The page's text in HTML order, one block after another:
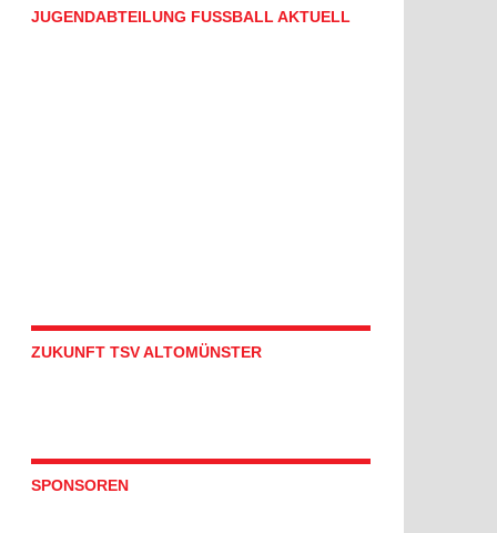
JUGENDABTEILUNG FUSSBALL AKTUELL
ZUKUNFT TSV ALTOMÜNSTER
SPONSOREN